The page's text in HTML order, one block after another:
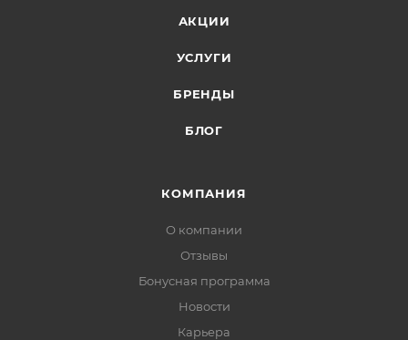
АКЦИИ
УСЛУГИ
БРЕНДЫ
БЛОГ
КОМПАНИЯ
О компании
Отзывы
Бонусная программа
Новости
Карьера